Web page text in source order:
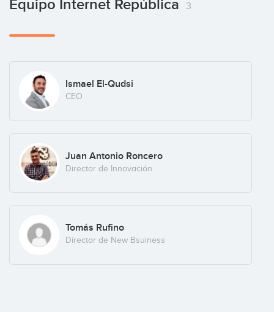
Equipo Internet República 3
Ismael El-Qudsi
CEO
Juan Antonio Roncero
Director de Innovación
Tomás Rufino
Director de New Bsuiness